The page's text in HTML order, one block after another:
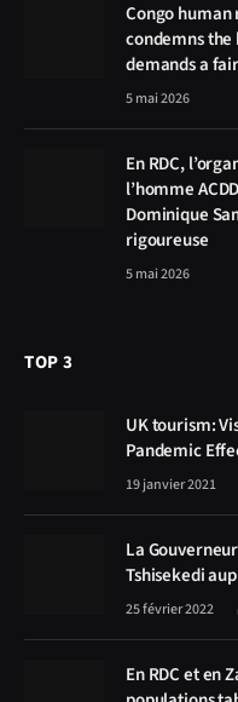
Congo human
condemns
demands a
5 mai 2026
En RDC,
l’homme
Dominique
rigoureuse
5 mai 2026
TOP 3
UK tourism:
Pandemic
19 janvier 2021
La
Tshisekedi
Hichilema, la
25 février 2022
En RDC et en